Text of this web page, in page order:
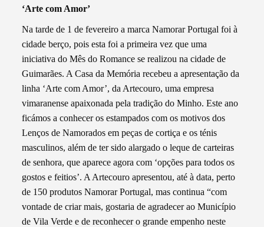
‘Arte com Amor’
Na tarde de 1 de fevereiro a marca Namorar Portugal foi à
cidade berço, pois esta foi a primeira vez que uma
iniciativa do Mês do Romance se realizou na cidade de
Guimarães. A Casa da Memória recebeu a apresentação da
linha ‘Arte com Amor’, da Artecouro, uma empresa
vimaranense apaixonada pela tradição do Minho. Este ano
ficámos a conhecer os estampados com os motivos dos
Lenços de Namorados em peças de cortiça e os ténis
masculinos, além de ter sido alargado o leque de carteiras
de senhora, que aparece agora com ‘opções para todos os
gostos e feitios’. A Artecouro apresentou, até à data, perto
de 150 produtos Namorar Portugal, mas continua “com
vontade de criar mais, gostaria de agradecer ao Município
de Vila Verde e de reconhecer o grande empenho neste